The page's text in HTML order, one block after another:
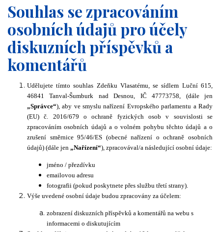
Souhlas se zpracováním
osobních údajů pro účely
diskuzních příspěvků a
komentářů
Udělujete tímto souhlas Zdeňku Vlasatému, se sídlem Luční 615,
46841 Tanval-Šumburk nad Desnou, IČ 47773758, (dále jen
„Správce“), aby ve smyslu nařízení Evropského parlamentu a Rady
(EU) č. 2016/679 o ochraně fyzických osob v souvislosti se
zpracováním osobních údajů a o volném pohybu těchto údajů a o
zrušení směrnice 95/46/ES (obecné nařízení o ochraně osobních
údajů) (dále jen „Nařízení“), zpracovával/a následující osobní údaje:
jméno / přezdívku
emailovou adresu
fotografii (pokud poskytnete přes službu třetí strany).
Výše uvedené osobní údaje budou zpracovány za účelem:
zobrazení diskuzních příspěvků a komentářů na webu s
informacemi o diskutujícím